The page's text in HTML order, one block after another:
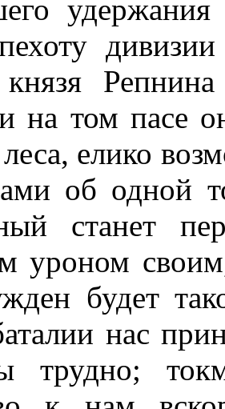
князя
на том пасе
елико
об одной
станет
уроном
будет
нас
трудно;